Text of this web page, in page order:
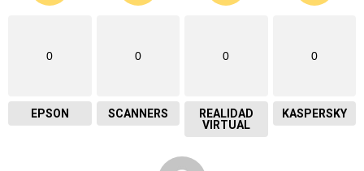
0
EPSON
0
SCANNERS
0
REALIDAD
VIRTUAL
0
KASPERSKY